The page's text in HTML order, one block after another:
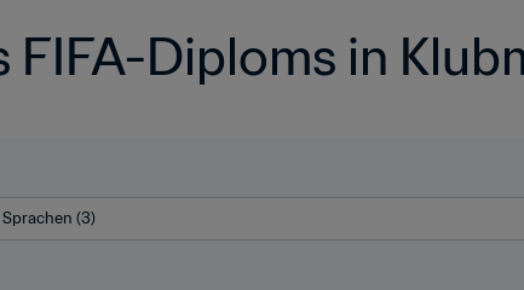
FIFA-Diploms in
(3)